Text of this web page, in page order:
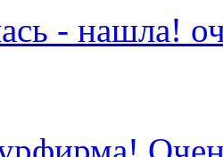
- нашла!